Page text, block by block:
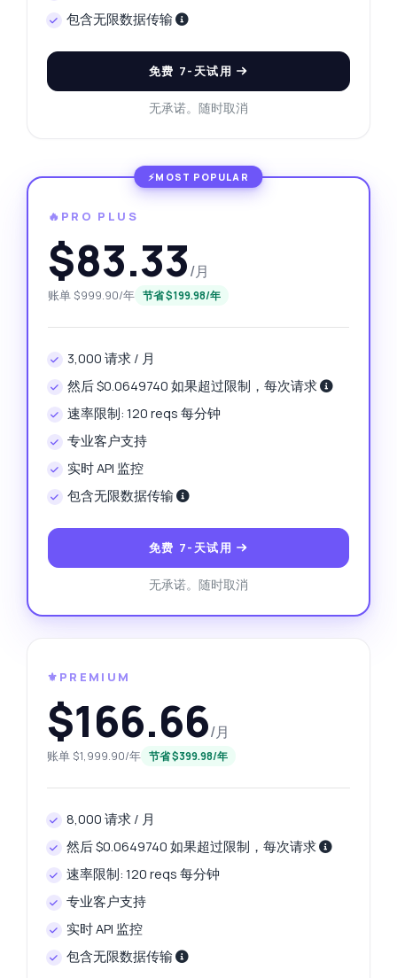
包含无限数据传输
免费 7-天试用
无承诺。随时取消
🔥PRO PLUS
$83.33/月
账单 $999.90/年 节省 $199.98/年
3,000 请求 / 月
然后 $0.0649740 如果超过限制，每次请求
速率限制: 120 reqs 每分钟
专业客户支持
实时 API 监控
包含无限数据传输
免费 7-天试用
无承诺。随时取消
⚜️PREMIUM
$166.66/月
账单 $1,999.90/年 节省 $399.98/年
8,000 请求 / 月
然后 $0.0649740 如果超过限制，每次请求
速率限制: 120 reqs 每分钟
专业客户支持
实时 API 监控
包含无限数据传输